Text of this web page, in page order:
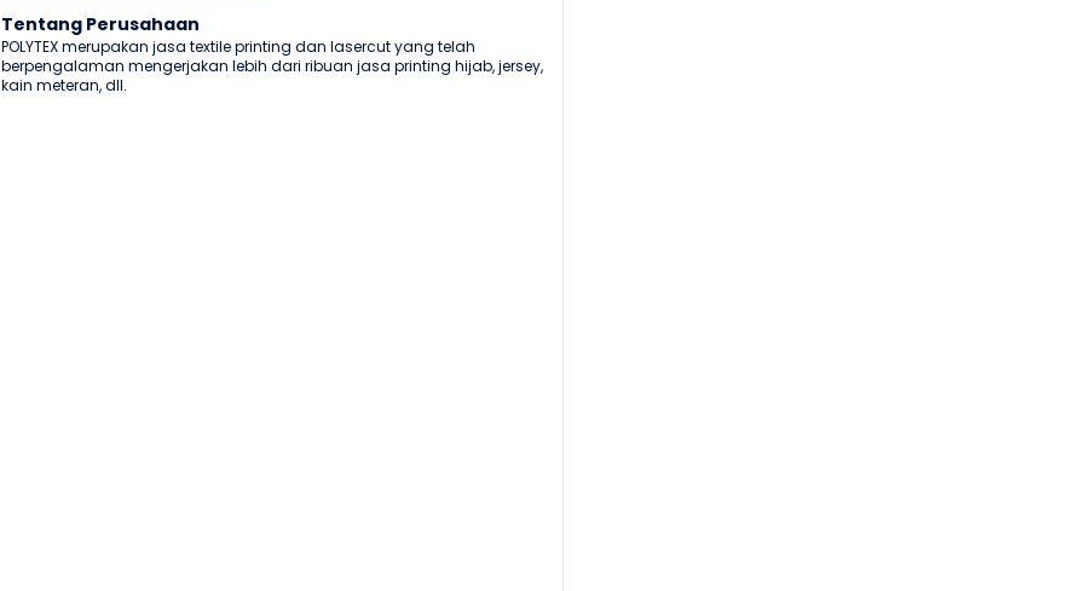
Tentang Perusahaan
POLYTEX merupakan jasa textile printing dan lasercut yang telah
berpengalaman mengerjakan lebih dari ribuan jasa printing hijab, jersey,
kain meteran, dll.